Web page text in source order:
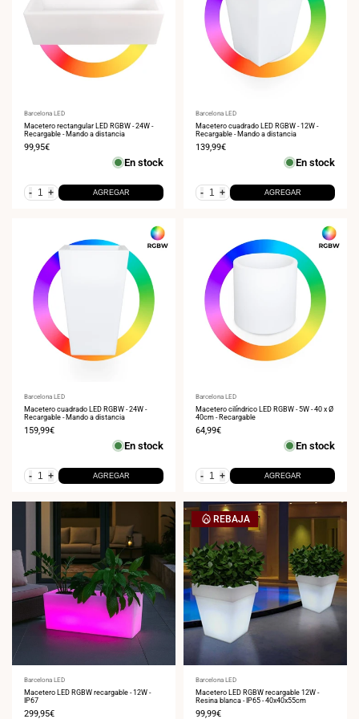
Proveedor:
Barcelona LED
Macetero rectangular LED RGBW - 24W -
Recargable - Mando a distancia
Precio
99,95€
En stock
- + AGREGAR
Proveedor:
Barcelona LED
Macetero cuadrado LED RGBW - 12W -
Recargable - Mando a distancia
Precio
139,99€
En stock
- + AGREGAR
Proveedor:
Barcelona LED
Macetero cuadrado LED RGBW - 24W -
Recargable - Mando a distancia
Precio
159,99€
En stock
- + AGREGAR
Proveedor:
Barcelona LED
Macetero cilíndrico LED RGBW - 5W - 40 x Ø
40cm - Recargable
Precio
64,99€
En stock
- + AGREGAR
Proveedor:
Barcelona LED
Macetero LED RGBW recargable - 12W -
IP67
Precio
299,95€
REBAJA
Proveedor:
Barcelona LED
Macetero LED RGBW recargable 12W -
Resina blanca - IP65 - 40x40x55cm
Precio
99,99€